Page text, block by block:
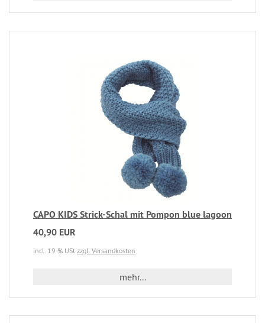
CAPO KIDS Strick-Schal mit Pompon blue lagoon
40,90 EUR
incl. 19 % USt zzgl. Versandkosten
mehr...